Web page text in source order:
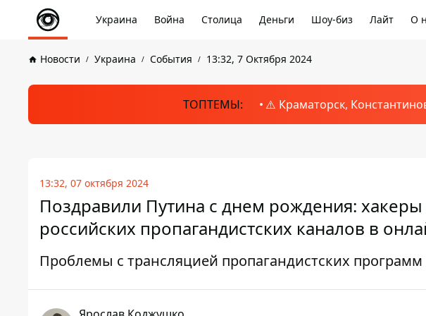
Украина Война Столица Деньги Шоу-биз Лайт О
Новости Украина События 13:32, 7 Октября 2024
ТОПТЕМЫ: ⚠️ Краматорск,
13:32, 07 октября 2024
Поздравили Путина с днем ​​рождения: хакеры
российских пропагандистских каналов в
Проблемы с трансляцией пропагандистских